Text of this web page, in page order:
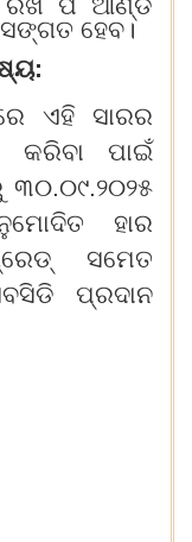
ହେବ।
ଏହି ସାରର
କରିବା ପାଇଁ
୩୦.୦୯.୨୦୨୫
ହାର
ସମେତ
ପ୍ରଦାନ